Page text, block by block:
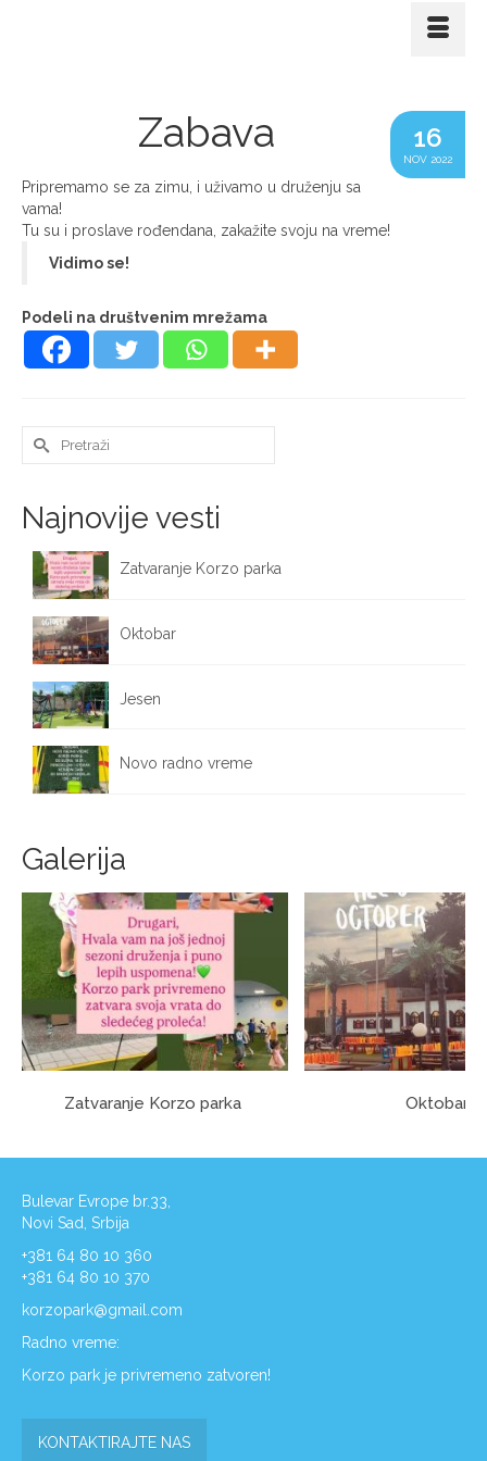
16
NOV 2022
Zabava
Pripremamo se za zimu, i uživamo u druženju sa
vama!
Tu su i proslave rođendana, zakažite svoju na vreme!
Vidimo se!
Podeli na društvenim mrežama
Search
for:
Najnovije vesti
Zatvaranje Korzo parka
Oktobar
Jesen
Novo radno vreme
Galerija
Zatvaranje Korzo parka Oktobar
Bulevar Evrope br.33,
Novi Sad, Srbija
+381 64 80 10 360
+381 64 80 10 370
korzopark@gmail.com
Radno vreme:
Korzo park je privremeno zatvoren!
KONTAKTIRAJTE NAS